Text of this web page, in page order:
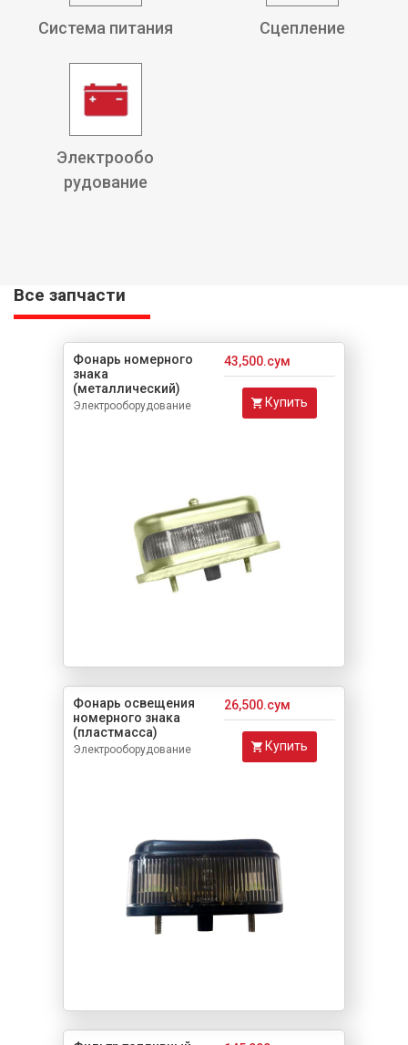
Система питания Сцепление
Электрообо
рудование
Все запчасти
Фонарь номерного
знака
(металлический)
Электрооборудование
43,500.сум
Купить
Фонарь освещения
номерного знака
(пластмасса)
Электрооборудование
26,500.сум
Купить